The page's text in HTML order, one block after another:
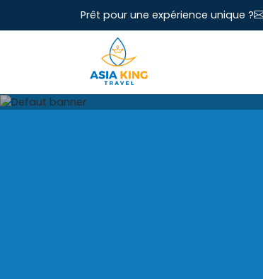
Prêt pour une expérience unique ?